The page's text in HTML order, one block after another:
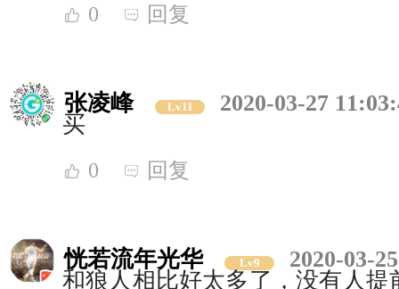
0 回复
张凌峰 Lv11
2020-03-27
买
0 回复
恍若流年光华 Lv9
2020-03-
和狼人相比好太多了，没有人